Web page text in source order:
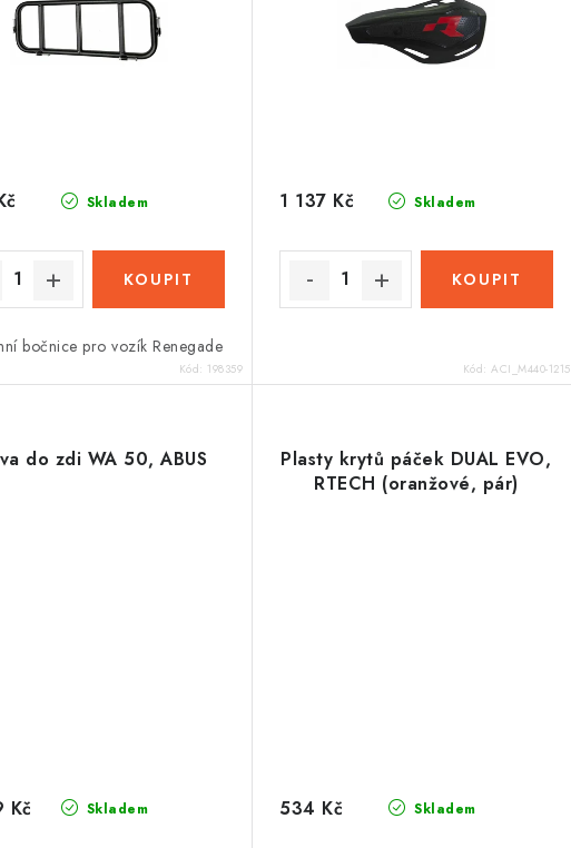
Skladem
bočnice pro vozík Renegade
Kód: 198359
Skladem
1 137 Kč
Kód: ACI_M440-1215
do zdi WA 50, ABUS
Skladem
Kč
Plasty krytů páček DUAL EVO,
RTECH (oranžové, pár)
Skladem
534 Kč